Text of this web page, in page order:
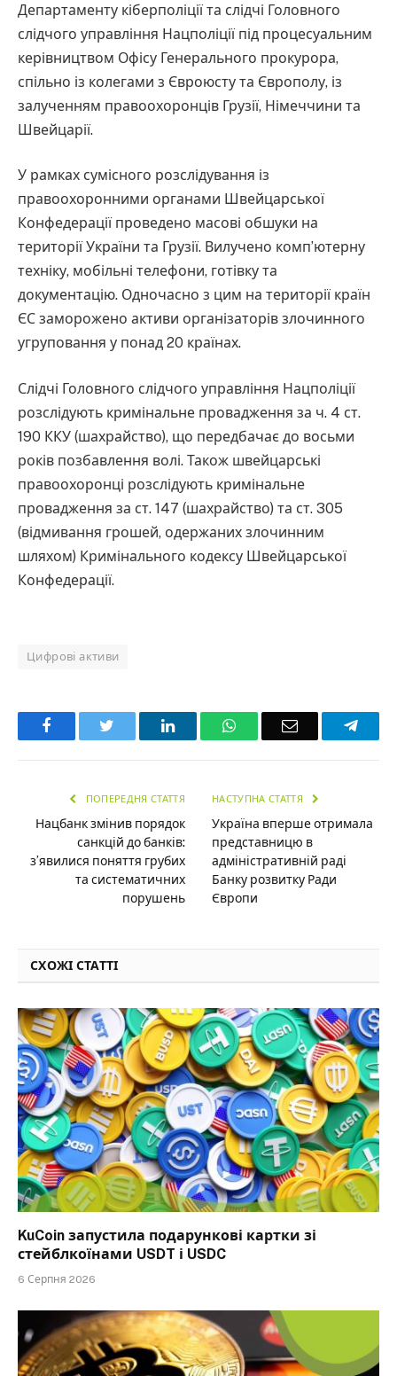
Департаменту кіберполіції та слідчі Головного
слідчого управління Нацполіції під процесуальним
керівництвом Офісу Генерального прокурора,
спільно із колегами з Євроюсту та Європолу, із
залученням правоохоронців Грузії, Німеччини та
Швейцарії.
У рамках сумісного розслідування із
правоохоронними органами Швейцарської
Конфедерації проведено масові обшуки на
території України та Грузії. Вилучено комп’ютерну
техніку, мобільні телефони, готівку та
документацію. Одночасно з цим на території країн
ЄС заморожено активи організаторів злочинного
угруповання у понад 20 країнах.
Слідчі Головного слідчого управління Нацполіції
розслідують кримінальне провадження за ч. 4 ст.
190 ККУ (шахрайство), що передбачає до восьми
років позбавлення волі. Також швейцарські
правоохоронці розслідують кримінальне
провадження за ст. 147 (шахрайство) та ст. 305
(відмивання грошей, одержаних злочинним
шляхом) Кримінального кодексу Швейцарської
Конфедерації.
Цифрові активи
Facebook LinkedInWhatsAppEmail
ПОПЕРЕДНЯ СТАТТЯ
Нацбанк змінив порядок
санкцій до банків:
з’явилися поняття грубих
та систематичних
порушень
НАСТУПНА СТАТТЯ
Україна вперше отримала
представницю в
адміністративній раді
Банку розвитку Ради
Європи
СХОЖІ СТАТТІ
KuCoin запустила подарункові картки зі
стейблкоїнами USDT і USDC
6 Серпня 2026